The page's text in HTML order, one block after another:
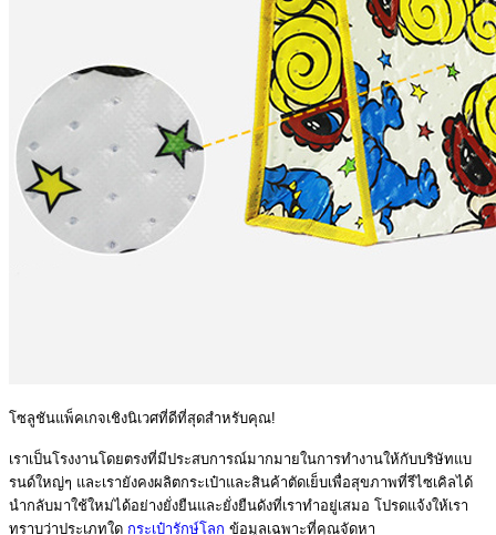
โซลูชันแพ็คเกจเชิงนิเวศที่ดีที่สุดสำหรับคุณ!
เราเป็นโรงงานโดยตรงที่มีประสบการณ์มากมายในการทำงานให้กับบริษัทแบ
รนด์ใหญ่ๆ และเรายังคงผลิตกระเป๋าและสินค้าตัดเย็บเพื่อสุขภาพที่รีไซเคิลได้
นำกลับมาใช้ใหม่ได้อย่างยั่งยืนและยั่งยืนดังที่เราทำอยู่เสมอ โปรดแจ้งให้เรา
ทราบว่าประเภทใด กระเป๋ารักษ์โลก ข้อมูลเฉพาะที่คุณจัดหา